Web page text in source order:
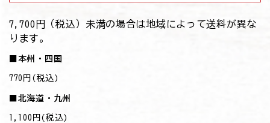
7,700円（税込）未満の場合は地域によって送料が異な
ります。
■本州・四国
770円(税込)
■北海道・九州
1,100円(税込)